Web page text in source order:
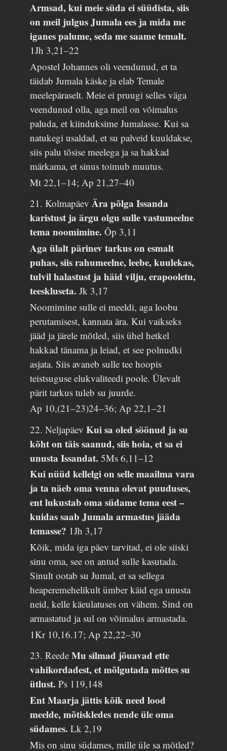
Armsad, kui meie süda ei süüdista, siis
on meil julgus Jumala ees ja mida me
iganes palume, seda me saame temalt.
1Jh 3,21–22
Apostel Johannes oli veendunud, et ta
täidab Jumala käske ja elab Temale
meelepäraselt. Meie ei pruugi selles väga
veendunud olla, aga meil on võimalus
paluda, et kiinduksime Jumalasse. Kui sa
natukegi usaldad, et su palveid kuuldakse,
siis palu tõsise meelega ja sa hakkad
märkama, et sinus toimub muutus.
Mt 22,1–14; Ap 21,27–40
21. Kolmapäev Ära põlga Issanda
karistust ja ärgu olgu sulle vastumeelne
tema noomimine.Õp 3,11
Aga ülalt pärinev tarkus on esmalt
puhas, siis rahumeelne, leebe, kuulekas,
tulvil halastust ja häid vilju, erapooletu,
teeskluseta.Jk 3,17
Noomimine sulle ei meeldi, aga loobu
perutamisest, kannata ära. Kui vaikseks
jääd ja järele mõtled, siis ühel hetkel
hakkad tänama ja leiad, et see polnudki
asjata. Siis avaneb sulle tee hoopis
teistsuguse elukvaliteedi poole. Ülevalt
pärit tarkus tuleb su juurde.
Ap 10,(21–23)24–36; Ap 22,1–21
22. NeljapäevKui sa oled söönud ja su
kõht on täis saanud, siis hoia, et sa ei
unusta Issandat.5Ms 6,11–12
Kui nüüd kellelgi on selle maailma vara
ja ta näeb oma venna olevat puuduses,
ent lukustab oma südame tema eest –
kuidas saab Jumala armastus jääda
temasse? 1Jh 3,17
Kõik, mida iga päev tarvitad, ei ole siiski
sinu oma, see on antud sulle kasutada.
Sinult ootab su Jumal, et sa sellega
heaperemehelikult ümber käid ega unusta
neid, kelle käeulatuses on vähem. Sind on
armastatud ja sul on võimalus armastada.
1Kr 10,16.17; Ap 22,22–30
23. ReedeMu silmad jõuavad ette
vahikordadest, et mõlgutada mõttes su
ütlust.Ps 119,148
Ent Maarja jättis kõik need lood
meelde, mõtiskledes nende üle oma
südames.Lk 2,19
Mis on sinu südames, mille üle sa mõtled?